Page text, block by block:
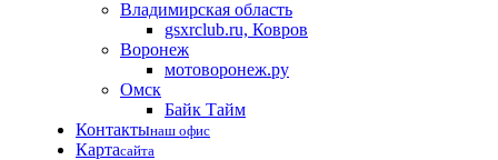
Владимирская область
gsxrclub.ru, Ковров
Воронеж
мотоворонеж.ру
Омск
Байк Тайм
Контактынаш офис
Картасайта